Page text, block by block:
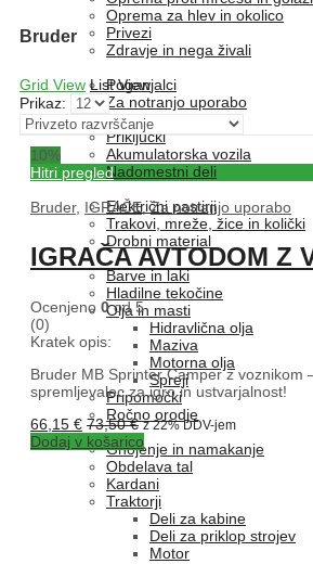
Oprema za hlev in okolico
Privezi
Zdravje in nega živali
Poganjalci
Za notranjo uporabo
Vozila na pedala
Priključki
Akumulatorska vozila
Nadomestni deli
Električni pastirji
Trakovi, mreže, žice in količki
Drobni material
Delavnica
Barve in laki
Hladilne tekočine
Olja in masti
Hidravlična olja
Maziva
Motorna olja
Spreji
Pripomočki
Ročno orodje
Rezervni deli
Gnojenje in namakanje
Obdelava tal
Kardani
Traktorji
Deli za kabine
Deli za priklop strojev
Motor
Bruder
Grid View List View
Prikaz:
10%
Hitri pregled
Bruder, IGRAČE,Za notranjo uporabo
IGRAČA AVTODOM Z
Ocenjeno 0od 5
(0)
Kratek opis:
Bruder MB Sprinter Camper z
spremljevalec za igro in ustvarjalnost!
66,15 € 73,50€ z 22% DDV-jem
Dodaj v košarico